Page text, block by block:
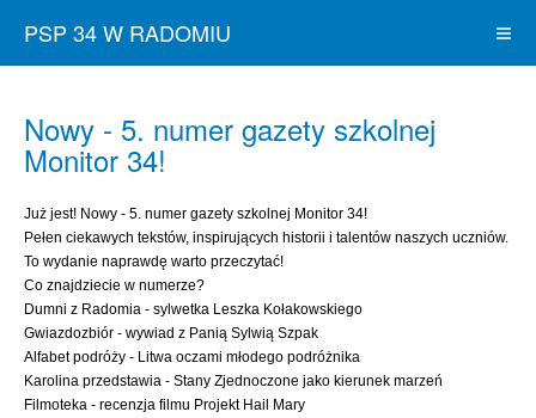
PSP 34 W RADOMIU
Nowy - 5. numer gazety szkolnej
Monitor 34!
Już jest! Nowy - 5. numer gazety szkolnej Monitor 34!
Pełen ciekawych tekstów, inspirujących historii i talentów naszych uczniów.
To wydanie naprawdę warto przeczytać!
Co znajdziecie w numerze?
Dumni z Radomia - sylwetka Leszka Kołakowskiego
Gwiazdozbiór - wywiad z Panią Sylwią Szpak
Alfabet podróży - Litwa oczami młodego podróżnika
Karolina przedstawia - Stany Zjednoczone jako kierunek marzeń
Filmoteka - recenzja filmu Projekt Hail Mary